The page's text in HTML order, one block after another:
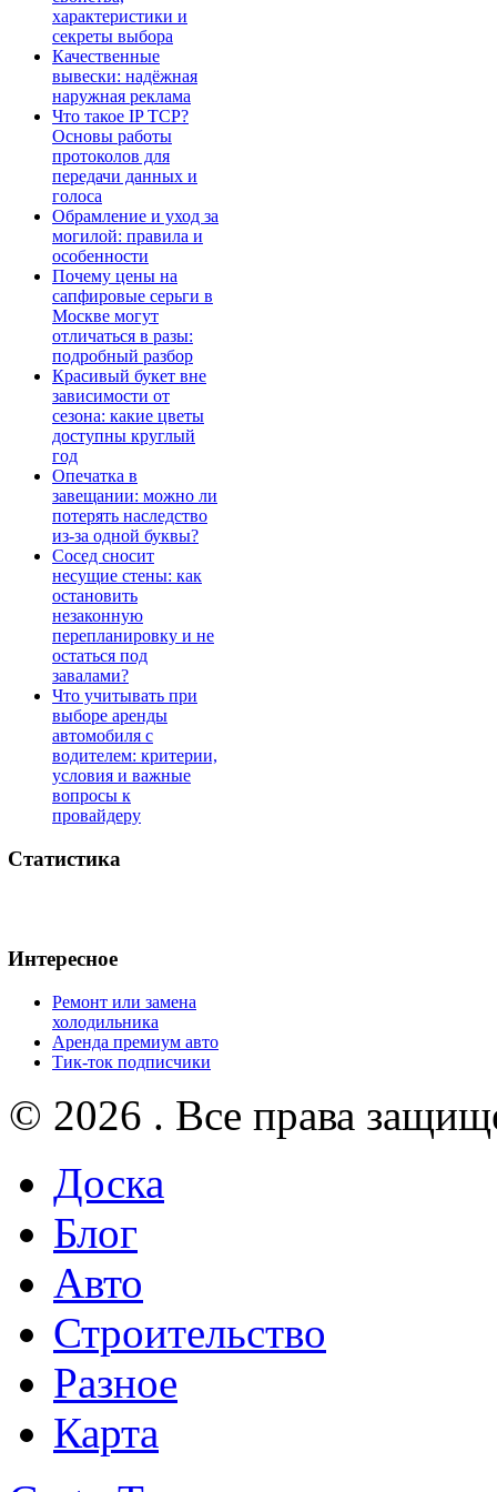
характеристики и
секреты выбора
Качественные
вывески: надёжная
наружная реклама
Что такое IP TCP?
Основы работы
протоколов для
передачи данных и
голоса
Обрамление и уход за
могилой: правила и
особенности
Почему цены на
сапфировые серьги в
Москве могут
отличаться в разы:
подробный разбор
Красивый букет вне
зависимости от
сезона: какие цветы
доступны круглый
год
Опечатка в
завещании: можно ли
потерять наследство
из-за одной буквы?
Сосед сносит
несущие стены: как
остановить
незаконную
перепланировку и не
остаться под
завалами?
Что учитывать при
выборе аренды
автомобиля с
водителем: критерии,
условия и важные
вопросы к
провайдеру
Статистика
Интересное
Ремонт или замена
холодильника
Аренда премиум авто
Тик-ток подписчики
© 2026 . Все права
Доска
Блог
Авто
Строительство
Разное
Карта